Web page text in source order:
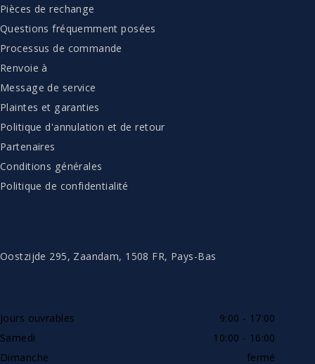
Pièces de rechange
Questions fréquemment posées
Processus de commande
Renvoie à
Message de service
Plaintes et garanties
Politique d'annulation et de retour
Partenaires
Conditions générales
Politique de confidentialité
Oostzijde 295, Zaandam, 1508 FR, Pays-Bas
Jours ouvrables
9:00 - 17:00
Samedi
10:00 - 16:00
Dimanche
fermé